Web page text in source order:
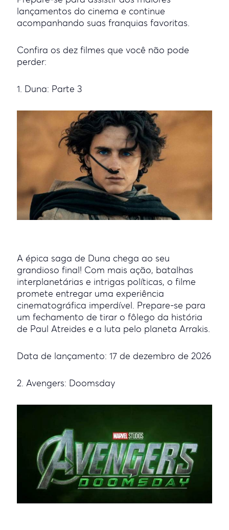
lançamentos do cinema e continue
acompanhando suas franquias favoritas.
Confira os dez filmes que você não pode
perder:
1. Duna: Parte 3
A épica saga de Duna chega ao seu
grandioso final! Com mais ação, batalhas
interplanetárias e intrigas políticas, o filme
promete entregar uma experiência
cinematográfica imperdível. Prepare-se para
um fechamento de tirar o fôlego da história
de Paul Atreides e a luta pelo planeta Arrakis.
Data de lançamento: 17 de dezembro de 2026
2. Avengers: Doomsday